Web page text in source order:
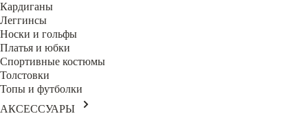
Кардиганы
Леггинсы
Носки и гольфы
Платья и юбки
Спортивные костюмы
Толстовки
Топы и футболки
АКСЕССУАРЫ